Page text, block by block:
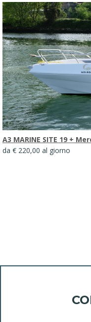
A3 MARINE SITE 19 +
da € 220,00 al giorno